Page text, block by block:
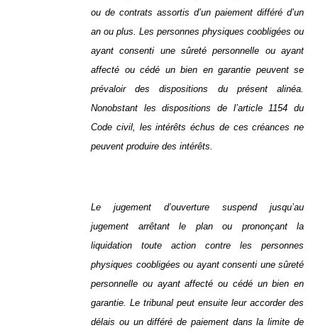
ou de contrats assortis d’un paiement différé d’un
an ou plus. Les personnes physiques coobligées ou
ayant consenti une sûreté personnelle ou ayant
affecté ou cédé un bien en garantie peuvent se
prévaloir des dispositions du présent alinéa.
Nonobstant les dispositions de l’article 1154 du
Code civil, les intérêts échus de ces créances ne
peuvent produire des intérêts.
Le jugement d’ouverture suspend jusqu’au
jugement arrêtant le plan ou prononçant la
liquidation toute action contre les personnes
physiques coobligées ou ayant consenti une sûreté
personnelle ou ayant affecté ou cédé un bien en
garantie. Le tribunal peut ensuite leur accorder des
délais ou un différé de paiement dans la limite de